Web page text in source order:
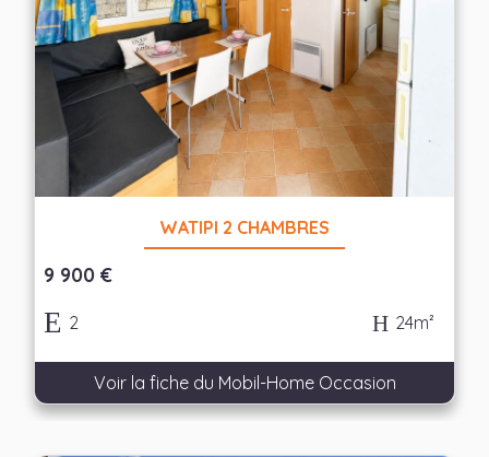
WATIPI 2 CHAMBRES
9 900 €
2 24m²
Voir la fiche du Mobil-Home Occasion